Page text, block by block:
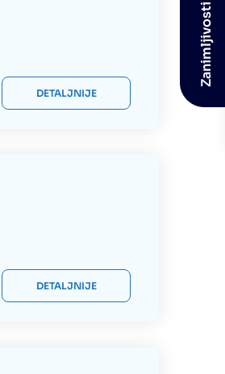
DETALJNIJE
DETALJNIJE
Zanimljivosti